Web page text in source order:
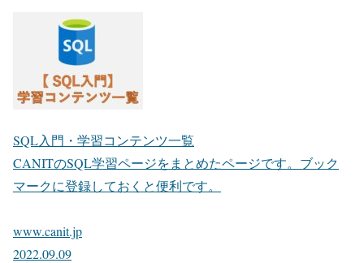
SQL入門・学習コンテンツ一覧
CANITのSQL学習ページをまとめたページです。ブック
マークに登録しておくと便利です。
www.canit.jp
2022.09.09